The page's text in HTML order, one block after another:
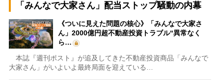
「みんなで大家さん」配当ストップ騒動の内幕
《ついに見えた問題の核心》「みんなで大家さ
ん」2000億円超不動産投資トラブル“異常なく
ら…
本誌『週刊ポスト』が追及してきた不動産投資商品「みんなで
大家さん」がいよいよ最終局面を迎えている…